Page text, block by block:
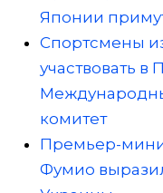
Японии
Спортсмены
участвовать
комитет
Премьер-
Фумио